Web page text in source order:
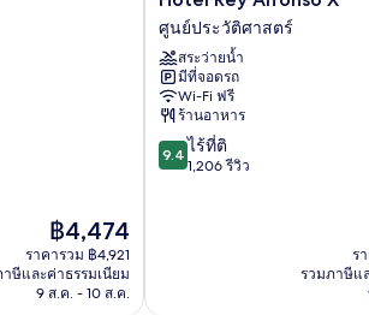
ราคา
ปัจจุบัน
คือ
฿4,474
฿4,474
ราคารวม ฿4,921
ษีและค่าธรรมเนียม
9 ส.ค. - 10 ส.ค.
Rey
Alfonso
X
ศูนย์
ประวัติศาสตร์
ศูนย์ประวัติศาสตร์
สระว่ายน้ำ
มีที่จอดรถ
Wi-Fi ฟรี
ร้านอาหาร
9.4
จาก
9.4 ไร้ที่ติ
1,206 รีวิว
ร
รวมภาษีแ